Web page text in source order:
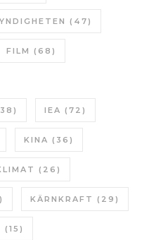
(47)
FILM (68)
IEA (72)
KINA (36)
(26)
KÄRNKRAFT (29)
(15)